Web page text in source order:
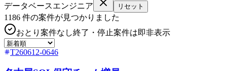
データベースエンジニア リセット
1186 件の案件が見つかりました
おとり案件なし終了・停止案件は即非表示
T260612-0646